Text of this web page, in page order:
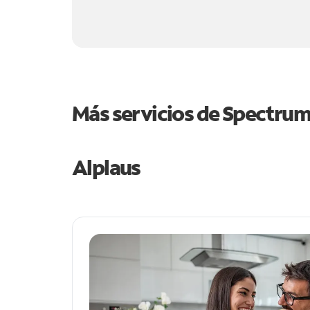
Más servicios de
Alplaus